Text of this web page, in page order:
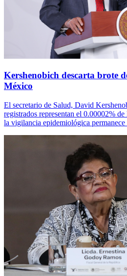
Kershenobich descarta brote
México
El secretario de Salud, David
registrados representan el 0.00002%
la vigilancia epidemiológica